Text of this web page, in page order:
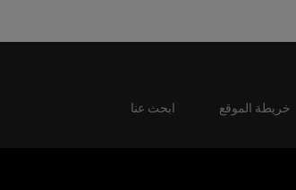
خريطة الموقع ابحث عنا